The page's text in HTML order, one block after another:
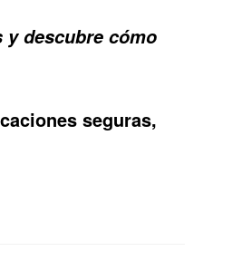
descubre cómo
seguras,